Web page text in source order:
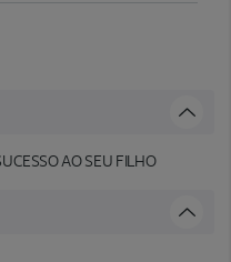
AO SEU FILHO